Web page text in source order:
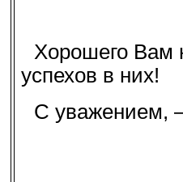
Хорошего Вам
успехов в них!
С уважением,